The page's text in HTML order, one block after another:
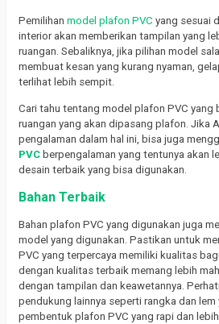
Pemilihan model plafon PVC yang sesuai
interior akan memberikan tampilan yang
ruangan. Sebaliknya, jika pilihan model
membuat kesan yang kurang nyaman,
terlihat lebih sempit.
Cari tahu tentang model plafon PVC yang
ruangan yang akan dipasang plafon. Jika
pengalaman dalam hal ini, bisa juga
PVC berpengalaman yang tentunya akan
desain terbaik yang bisa digunakan.
Bahan Terbaik
Bahan plafon PVC yang digunakan juga
model yang digunakan. Pastikan untuk
PVC yang terpercaya memiliki kualitas
dengan kualitas terbaik memang lebih
dengan tampilan dan keawetannya.
pendukung lainnya seperti rangka dan
pembentuk plafon PVC yang rapi dan